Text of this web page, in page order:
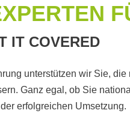
IT COVERED
unterstützen wir Sie,
Ganz egal, ob Sie
erfolgreichen Umsetzung.